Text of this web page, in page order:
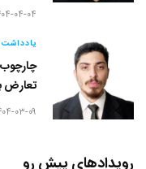
۱۴۰۴-۰۴-
تعارض
۱۴۰۴-۰۳-
رویدادهای پیش رو